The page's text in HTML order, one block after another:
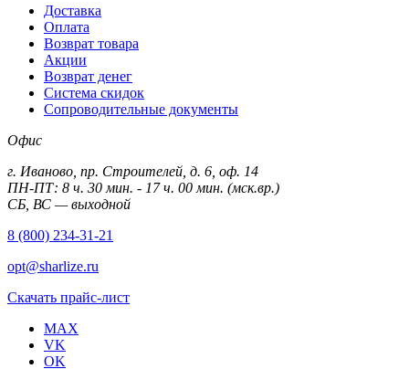
Доставка
Оплата
Возврат товара
Акции
Возврат денег
Система скидок
Сопроводительные документы
Офис
г. Иваново, пр. Строителей, д. 6, оф. 14
ПН-ПТ: 8 ч. 30 мин. - 17 ч. 00 мин. (мск.вр.)
СБ, ВС — выходной
8 (800) 234-31-21
opt@sharlize.ru
Скачать прайс-лист
MAX
VK
OK